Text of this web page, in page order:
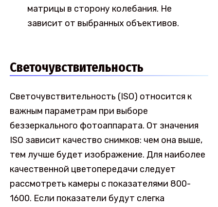
матрицы в сторону колебания. Не
зависит от выбранных объективов.
Светочувствительность
Светочувствительность (ISO) относится к
важным параметрам при выборе
беззеркального фотоаппарата. От значения
ISO зависит качество снимков: чем она выше,
тем лучше будет изображение. Для наиболее
качественной цветопередачи следует
рассмотреть камеры с показателями 800-
1600. Если показатели будут слегка